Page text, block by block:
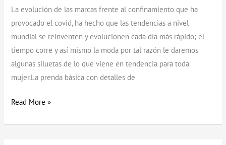
La evolución de las marcas frente al confinamiento que ha
provocado el covid, ha hecho que las tendencias a nivel
mundial se reinventen y evolucionen cada día más rápido; el
tiempo corre y así mismo la moda por tal razón le daremos
algunas siluetas de lo que viene en tendencia para toda
mujer.La prenda básica con detalles de
Read More »